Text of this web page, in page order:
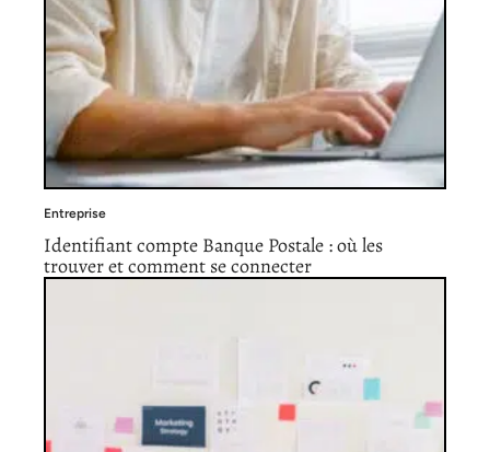
Entreprise
Identifiant compte Banque Postale : où les
trouver et comment se connecter